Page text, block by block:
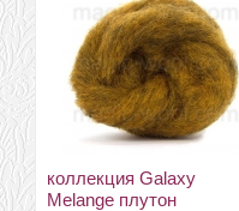
коллекция Galaxy
Melange плутон